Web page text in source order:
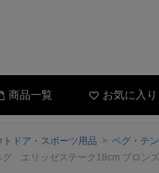
商品一覧 お気に入り
トドア・スポーツ用品 ペグ・テン
エリッゼステーク18cm ブロンズ